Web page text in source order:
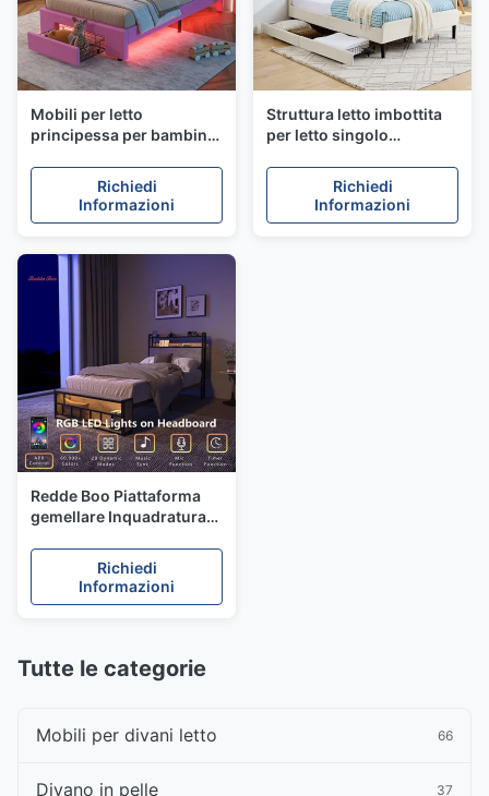
Mobili per letto
principessa per bambini
misura singola, colori
pastello
Richiedi
Informazioni
Struttura letto imbottita
per letto singolo
sottoletto
Richiedi
Informazioni
Redde Boo Piattaforma
gemellare Inquadratura
libreria
Richiedi
Informazioni
Tutte le categorie
Mobili per divani letto 66
Divano in pelle 37